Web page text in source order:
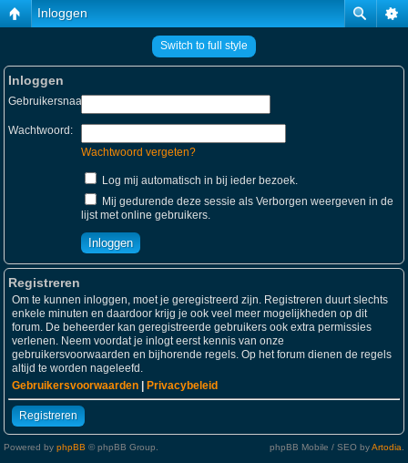
Inloggen
Switch to full style
Inloggen
Gebruikersnaam:
Wachtwoord:
Wachtwoord vergeten?
Log mij automatisch in bij ieder bezoek.
Mij gedurende deze sessie als Verborgen weergeven in de
lijst met online gebruikers.
Registreren
Om te kunnen inloggen, moet je geregistreerd zijn. Registreren duurt slechts
enkele minuten en daardoor krijg je ook veel meer mogelijkheden op dit
forum. De beheerder kan geregistreerde gebruikers ook extra permissies
verlenen. Neem voordat je inlogt eerst kennis van onze
gebruikersvoorwaarden en bijhorende regels. Op het forum dienen de regels
altijd te worden nageleefd.
Gebruikersvoorwaarden
Privacybeleid
Registreren
Powered by phpBB © phpBB Group. phpBB Mobile / SEO byArtodia